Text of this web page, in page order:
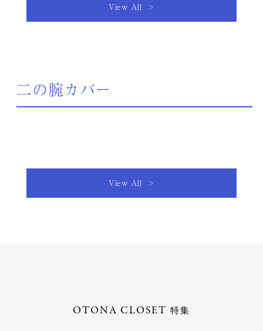
View All >
二の腕カバー
View All >
OTONA CLOSET 特集